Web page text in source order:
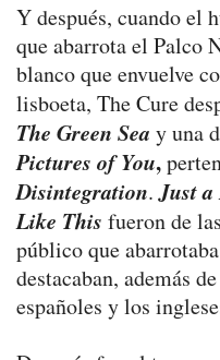
Y después, cuando el
que abarrota el Palco
blanco que envuelve
lisboeta, The Cure
The Green Sea y una
Pictures of You,
Disintegration.Just a
Like This fueron de
público que
destacaban, además
españoles y los